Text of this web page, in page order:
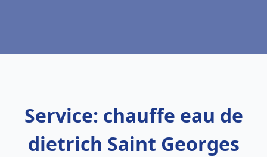
Service: chauffe eau de
dietrich Saint Georges